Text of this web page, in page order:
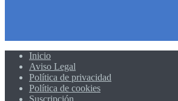
Inicio
Aviso Legal
Política de privacidad
Política de cookies
Suscripción